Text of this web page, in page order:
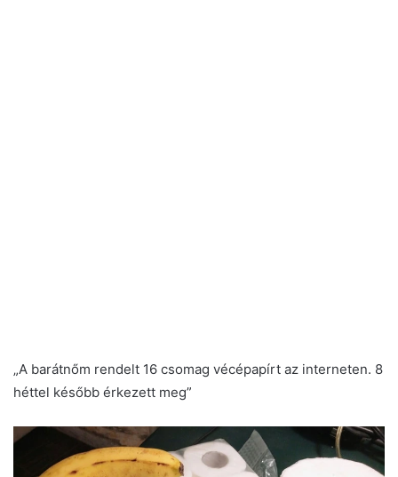
„A barátnőm rendelt 16 csomag vécépapírt az interneten. 8
héttel később érkezett meg”